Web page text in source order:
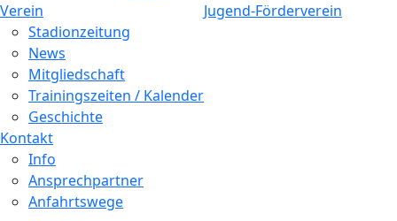
Verein
Stadionzeitung
News
Mitgliedschaft
Trainingszeiten / Kalender
Geschichte
Jugend-Förderverein
Kontakt
Info
Ansprechpartner
Anfahrtswege